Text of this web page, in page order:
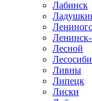
Лабинск
Лесной
Ливны
Липецк
Лиски